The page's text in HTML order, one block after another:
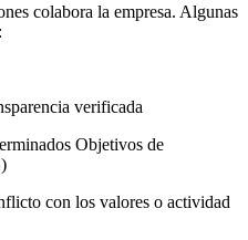
colabora la empresa. Algunas
verificada
Objetivos de
con los valores o actividad